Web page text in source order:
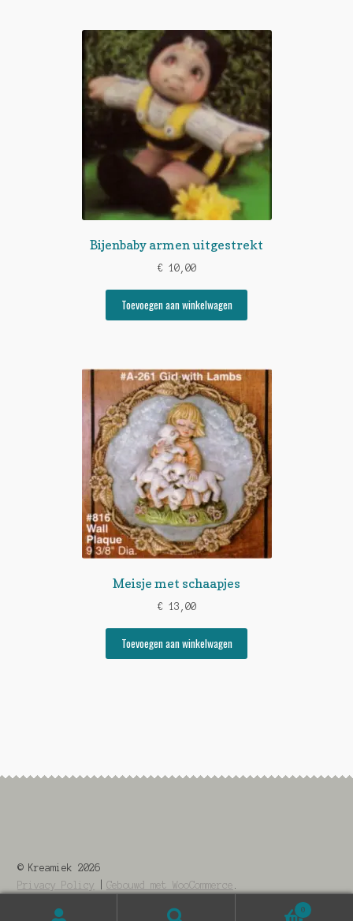
Bijenbaby armen uitgestrekt
€ 10,00
Toevoegen aan winkelwagen
Meisje met schaapjes
€ 13,00
Toevoegen aan winkelwagen
© Kreamiek 2026
Privacy Policy
Gebouwd met WooCommerce
0